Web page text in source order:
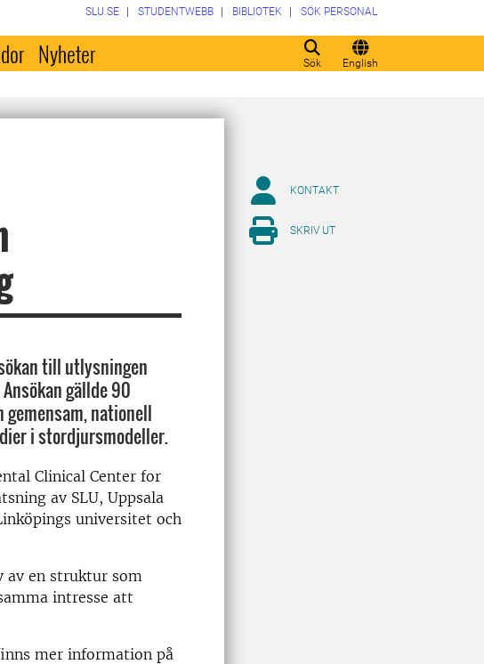
Sök English
SLU.SE STUDENTWEBB BIBLIOTEK SÖK PERSONAL
Nyheter
till utlysningen
gällde 90
nationell
i stordjursmodeller.
Clinical Center for
av SLU, Uppsala
universitet och
av en struktur som
intresse att
mer information på
KONTAKT
SKRIV UT